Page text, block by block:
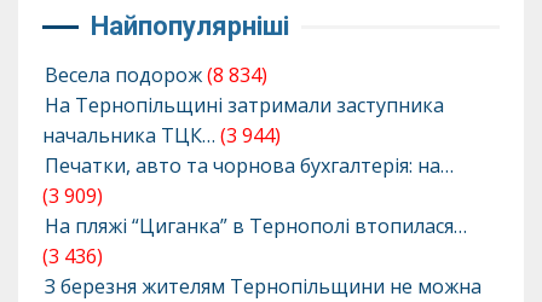
Найпопулярніші
Весела подорож(8 834)
На Тернопільщині затримали заступника
начальника ТЦК… (3 944)
Печатки, авто та чорнова бухгалтерія: на…
(3 909)
На пляжі “Циганка” в Тернополі втопилася…
(3 436)
З березня жителям Тернопільщини не можна